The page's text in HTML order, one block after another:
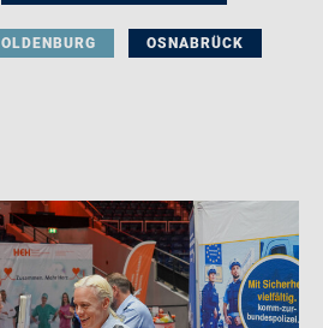
OLDENBURG OSNABRÜCK